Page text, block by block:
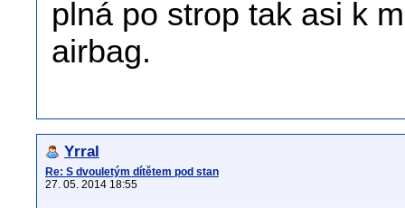
plná po strop tak asi k
airbag.
Yrral
Re: S dvouletým dítětem pod stan
27. 05. 2014 18:55